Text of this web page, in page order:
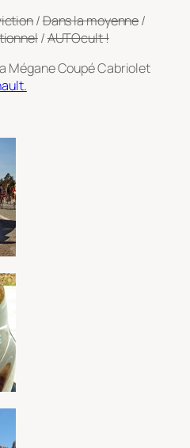
/Dans la moyenne/
/AUTOcult !
Mégane Coupé Cabriolet